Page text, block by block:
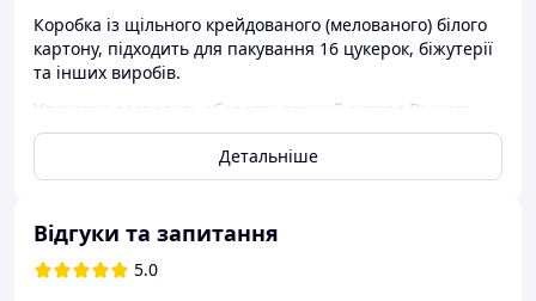
Коробка із щільного крейдованого (мелованого) білого
картону, підходить для пакування 16 цукерок, біжутерії
та інших виробів.
Упаковка дозволить зберегти гарний вигляд Вашого
виробу.
Характеристики
Виробник
Детальніше
Відгуки та запитання
5.0